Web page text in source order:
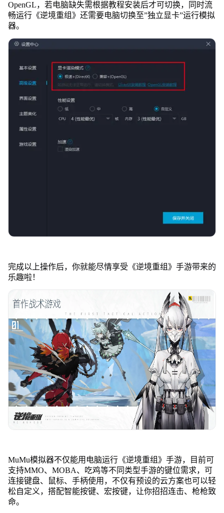
OpenGL，若电脑缺失需根据教程安装后才可切换，同时流
畅运行《逆境重组》还需要电脑切换至”独立显卡”运行模拟
器。
完成以上操作后，你就能尽情享受《逆境重组》手游带来的
乐趣啦！
MuMu模拟器不仅能用电脑运行《逆境重组》手游，目前可
支持MMO、MOBA、吃鸡等不同类型手游的键位需求，可
连接键盘、鼠标、手柄使用，不仅有预设的云方案也可以轻
松自定义，搭配智能按键、宏按键，让你招招连击、枪枪致
命。